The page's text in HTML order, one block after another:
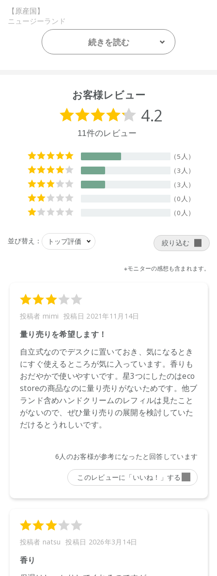
【原産国】
ニュージーランド
【メーカー品番】
店舗でお問い合わせの際には、下記品番をお伝え下さい。
商品によっては、お届けまで１～２週間かかる場合がござい
ますので予めご了承ください。
●パッケージはリニューアル等の理由により、写真と異なる場
載と異なる場合がございます。
●予告なくパッケージ仕様が変更になる場合がございます。
続きを読む
お客様レビュー